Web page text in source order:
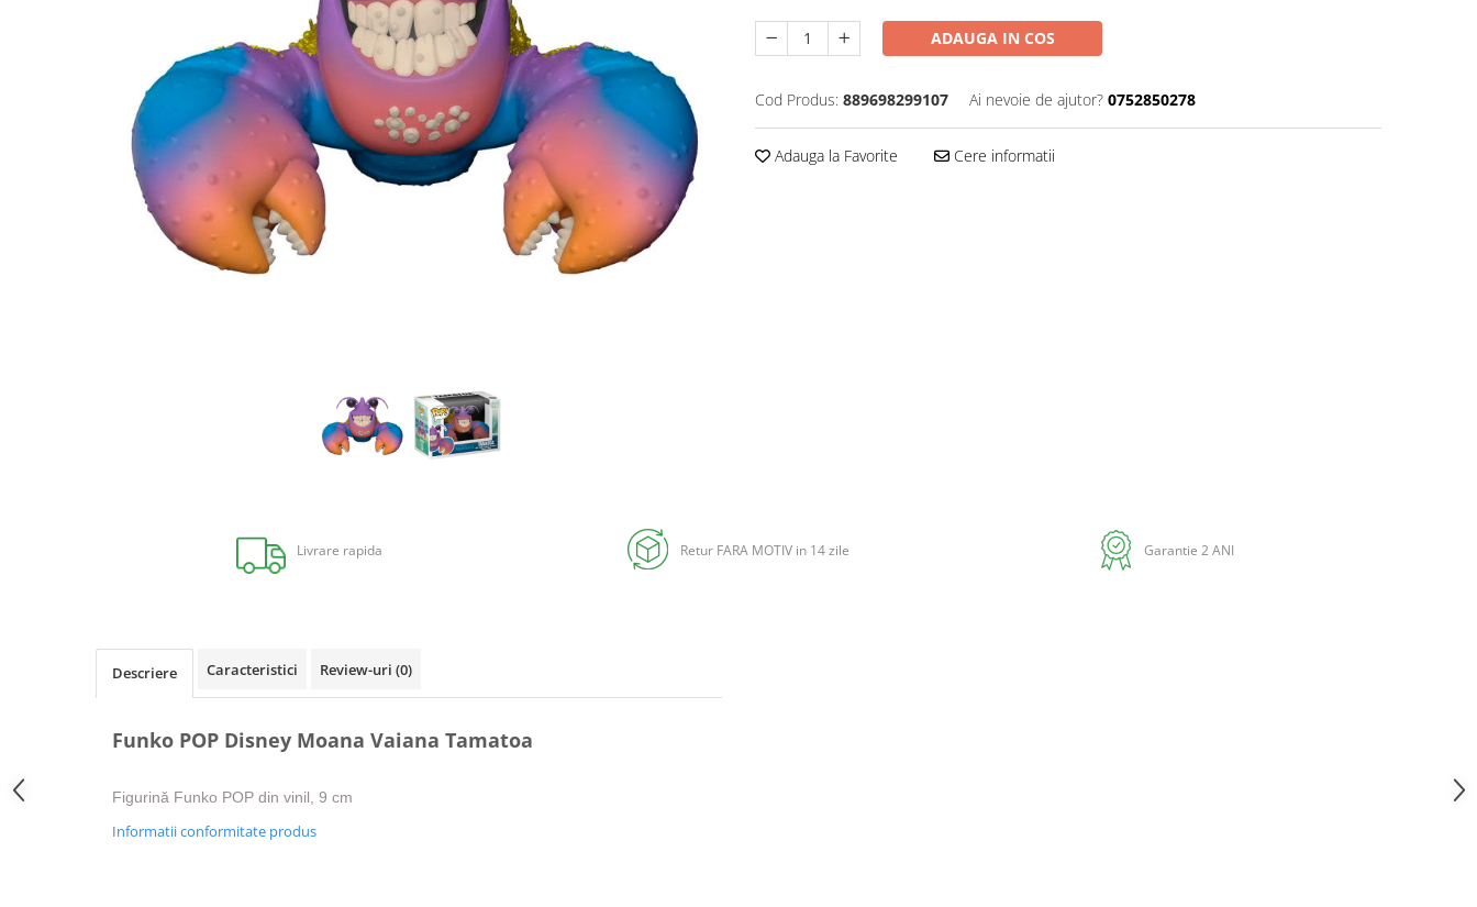
ADAUGA IN COS
Cod Produs: 889698299107 Ai nevoie de ajutor? 0752850278
Adauga la Favorite Cere informatii
Livrare rapida Retur FARA MOTIV in 14 zile Garantie 2 ANI
Descriere Caracteristici Review-uri (0)
Funko POP Disney Moana Vaiana Tamatoa
Figurină Funko POP din vinil, 9 cm
Informatii conformitate produs